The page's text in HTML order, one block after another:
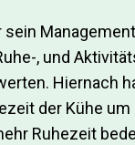
sein
, und
Hiernach
der Kühe um
Ruhezeit